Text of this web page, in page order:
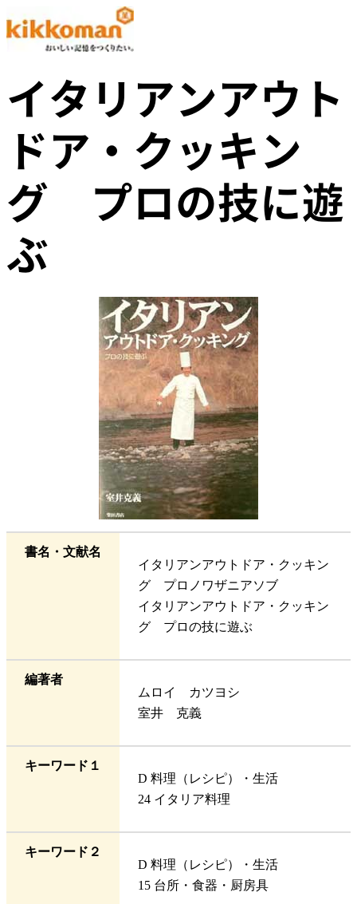
イタリアンアウト
ドア・クッキン
グ プロの技に遊
ぶ
書名・文献名
イタリアンアウトドア・クッキン
グ プロノワザニアソブ
イタリアンアウトドア・クッキン
グ プロの技に遊ぶ
編著者
ムロイ カツヨシ
室井 克義
キーワード１
D 料理（レシピ）・生活
24 イタリア料理
キーワード２
D 料理（レシピ）・生活
15 台所・食器・厨房具